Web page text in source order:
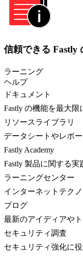
信頼できる Fastly
ラーニング
ヘルプ
ドキュメント
Fastly の機能を最大限
リソースライブラリ
データシートやレポ
Fastly Academy
Fastly 製品に関する実
ラーニングセンター
インターネットテク
ブログ
最新のアイディアや
セキュリティ調査
セキュリティ強化に